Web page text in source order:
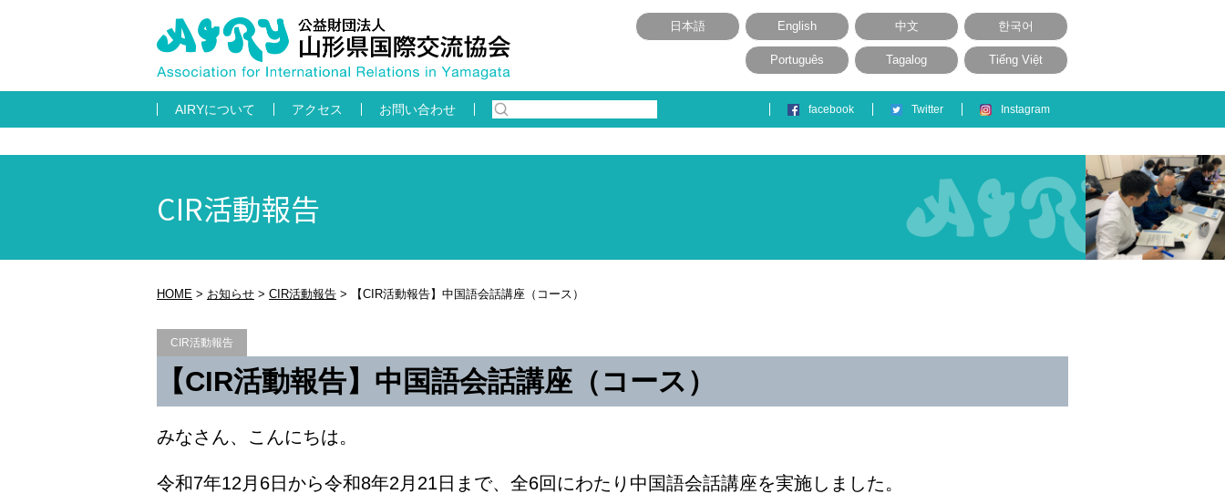
日本語 English 中文 한국어
Português Tagalog Tiếng Việt
AIRYについて アクセス お問い合わせ facebook Twitter Instagram
CIR活動報告
HOME > お知らせ > CIR活動報告 > 【CIR活動報告】中国語会話講座（コース）
CIR活動報告
【CIR活動報告】中国語会話講座（コース）
みなさん、こんにちは。
令和7年12月6日から令和8年2月21日まで、全6回にわたり中国語会話講座を実施しました。